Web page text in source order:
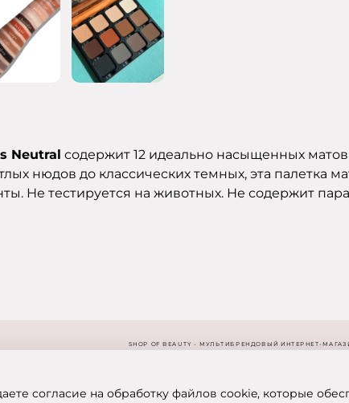
Neutral содержит 12 идеально насыщенных
нюдов до классических темных, эта палетка
Не тестируется на животных. Не содержит
SHOP OF BEAUTY - МУЛЬТИБРЕНДОВЫЙ ИНТЕРНЕТ-
согласие на обработку файлов cookie, которые